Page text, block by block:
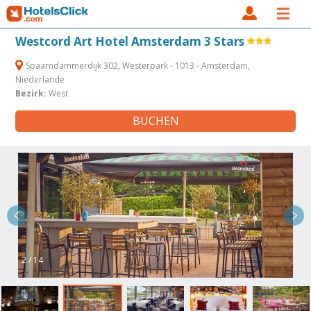
Westcord Art Hotel Amsterdam 3 Stars
Spaarndammerdijk 302, Westerpark - 1013 - Amsterdam,
Niederlande
Bezirk: West
BUCHEN
2 / 14